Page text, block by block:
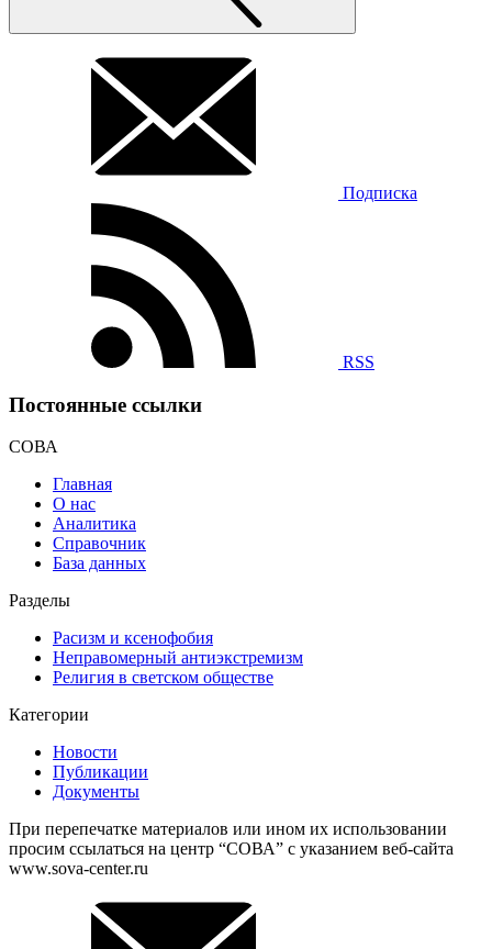
Подписка
RSS
Постоянные ссылки
СОВА
Главная
О нас
Аналитика
Справочник
База данных
Разделы
Расизм и ксенофобия
Неправомерный антиэкстремизм
Религия в светском обществе
Категории
Новости
Публикации
Документы
При перепечатке материалов или ином их использовании
просим ссылаться на центр “СОВА” с указанием веб-сайта
www.sova-center.ru